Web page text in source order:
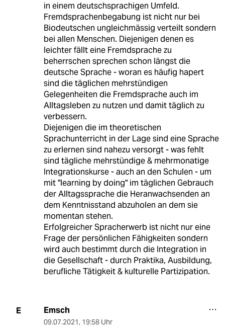
in einem deutschsprachigen Umfeld.
Fremdsprachenbegabung ist nicht nur bei
Biodeutschen ungleichmässig verteilt sondern
bei allen Menschen. Diejenigen denen es
leichter fällt eine Fremdsprache zu
beherrschen sprechen schon längst die
deutsche Sprache - woran es häufig hapert
sind die täglichen mehrstündigen
Gelegenheiten die Fremdsprache auch im
Alltagsleben zu nutzen und damit täglich zu
verbessern.
Diejenigen die im theoretischen
Sprachunterricht in der Lage sind eine Sprache
zu erlernen sind nahezu versorgt - was fehlt
sind tägliche mehrstündige & mehrmonatige
Integrationskurse - auch an den Schulen - um
mit "learning by doing" im täglichen Gebrauch
der Alltagssprache die Heranwachsenden an
dem Kenntnisstand abzuholen an dem sie
momentan stehen.
Erfolgreicher Spracherwerb ist nicht nur eine
Frage der persönlichen Fähigkeiten sondern
wird auch bestimmt durch die Integration in
die Gesellschaft - durch Praktika, Ausbildung,
berufliche Tätigkeit & kulturelle Partizipation.
E Emsch
09.07.2021, 19:58 Uhr